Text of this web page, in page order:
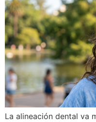
La alineación dental va